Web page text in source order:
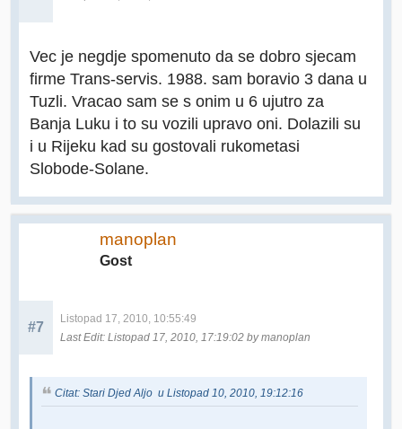
Vec je negdje spomenuto da se dobro sjecam
firme Trans-servis. 1988. sam boravio 3 dana u
Tuzli. Vracao sam se s onim u 6 ujutro za
Banja Luku i to su vozili upravo oni. Dolazili su
i u Rijeku kad su gostovali rukometasi
Slobode-Solane.
manoplan
Gost
#7
Listopad 17, 2010, 10:55:49
Last Edit: Listopad 17, 2010, 17:19:02 by manoplan
Citat: Stari Djed Aljo u Listopad 10, 2010, 19:12:16